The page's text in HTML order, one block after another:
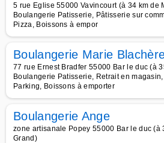
5 rue Eglise 55000 Vavincourt (à 34 km de
Boulangerie Patisserie, Pâtisserie sur
Pizza, Boissons à empor
Boulangerie Marie
77 rue Ernest Bradfer 55000 Bar le duc (à
Boulangerie Patisserie, Retrait en
Parking, Boissons à emporter
Boulangerie Ange
zone artisanale Popey 55000 Bar le duc (à
Grand)